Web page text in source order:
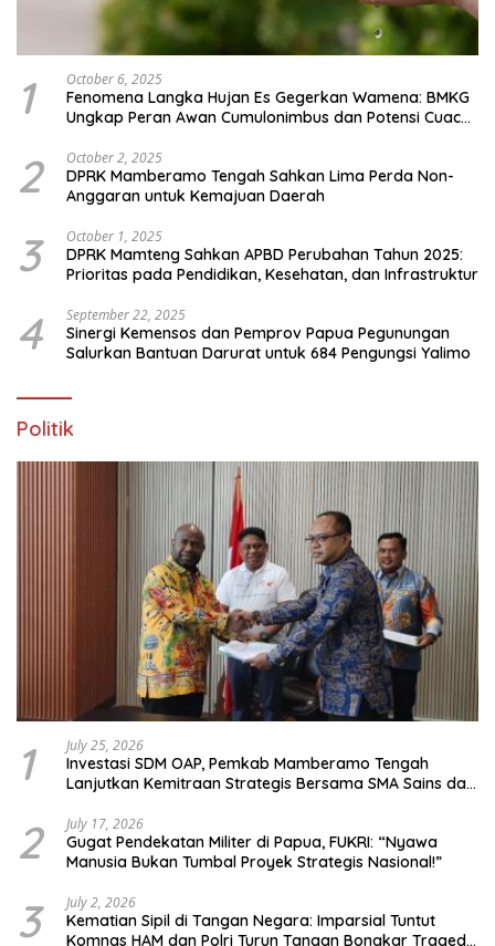
1 October 6, 2025
Fenomena Langka Hujan Es Gegerkan Wamena: BMKG
Ungkap Peran Awan Cumulonimbus dan Potensi Cuaca
2 October 2, 2025
DPRK Mamberamo Tengah Sahkan Lima Perda Non-
Anggaran untuk Kemajuan Daerah
3 October 1, 2025
DPRK Mamteng Sahkan APBD Perubahan Tahun 2025:
Prioritas pada Pendidikan, Kesehatan, dan Infrastruktur
4 September 22, 2025
Sinergi Kemensos dan Pemprov Papua Pegunungan
Salurkan Bantuan Darurat untuk 684 Pengungsi Yalimo
Politik
1 July 25, 2026
Investasi SDM OAP, Pemkab Mamberamo Tengah
Lanjutkan Kemitraan Strategis Bersama SMA Sains dan
2 July 17, 2026
Gugat Pendekatan Militer di Papua, FUKRI: “Nyawa
Manusia Bukan Tumbal Proyek Strategis Nasional!”
3 July 2, 2026
Kematian Sipil di Tangan Negara: Imparsial Tuntut
Komnas HAM dan Polri Turun Tangan Bongkar Tragedi